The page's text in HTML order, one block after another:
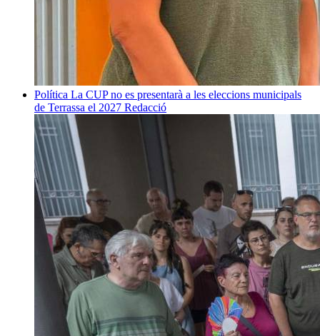
Política La CUP no es presentarà a les eleccions municipals
de Terrassa el 2027 Redacció